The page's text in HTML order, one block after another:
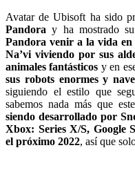
Avatar de Ubisoft ha sido
Pandora y ha mostrado
Pandora venir a la vida en
Na’vi viviendo por sus
animales fantásticos y en
sus robots enormes y
siguiendo el estilo que
sabemos nada más que
siendo desarrollado por
Xbox: Series X/S, Google
el próximo 2022, así que